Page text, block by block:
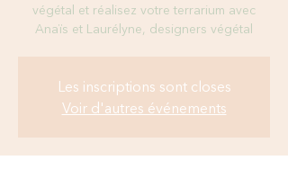
végétal et réalisez votre terrarium avec
Anaïs et Laurélyne, designers végétal
Les inscriptions sont closes
Voir d'autres événements